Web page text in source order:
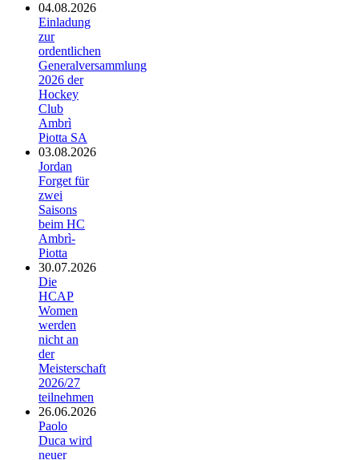
04.08.2026
Einladung
zur
ordentlichen
Generalversammlung
2026 der
Hockey
Club
Ambrì
Piotta SA
03.08.2026
Jordan
Forget für
zwei
Saisons
beim HC
Ambrì-
Piotta
30.07.2026
Die
HCAP
Women
werden
nicht an
der
Meisterschaft
2026/27
teilnehmen
26.06.2026
Paolo
Duca wird
neuer